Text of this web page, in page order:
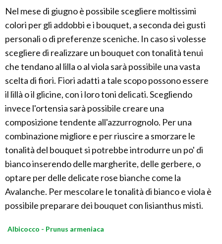
Nel mese di giugno è possibile scegliere moltissimi
colori per gli addobbi e i bouquet, a seconda dei gusti
personali o di preferenze sceniche. In caso si volesse
scegliere di realizzare un bouquet con tonalità tenui
che tendano al lilla o al viola sarà possibile una vasta
scelta di fiori. Fiori adatti a tale scopo possono essere
il lillà o il glicine, con i loro toni delicati. Scegliendo
invece l'ortensia sarà possibile creare una
composizione tendente all'azzurrognolo. Per una
combinazione migliore e per riuscire a smorzare le
tonalità del bouquet si potrebbe introdurre un po' di
bianco inserendo delle margherite, delle gerbere, o
optare per delle delicate rose bianche come la
Avalanche. Per mescolare le tonalità di bianco e viola è
possibile preparare dei bouquet con lisianthus misti.
Albicocco - Prunus armeniaca